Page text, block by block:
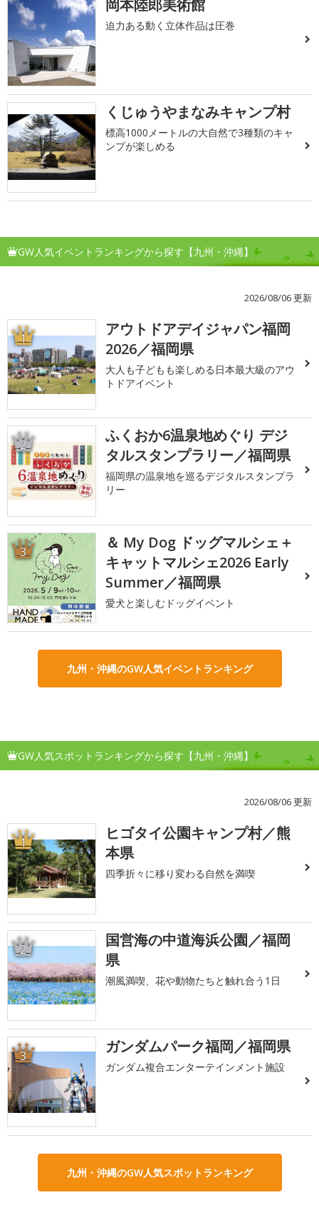
岡本陸郎美術館
迫力ある動く立体作品は圧巻
くじゅうやまなみキャンプ村
標高1000メートルの大自然で3種類のキャ
ンプが楽しめる
GW人気イベントランキングから探す【九州・沖縄】
2026/08/06 更新
1
アウトドアデイジャパン福岡
2026／福岡県
大人も子どもも楽しめる日本最大級のアウ
トドアイベント
2
ふくおか6温泉地めぐり デジ
タルスタンプラリー／福岡県
福岡県の温泉地を巡るデジタルスタンプラ
リー
3
＆ My Dog ドッグマルシェ＋
キャットマルシェ2026 Early
Summer／福岡県
愛犬と楽しむドッグイベント
九州・沖縄のGW人気イベントランキング
GW人気スポットランキングから探す【九州・沖縄】
2026/08/06 更新
1
ヒゴタイ公園キャンプ村／熊
本県
四季折々に移り変わる自然を満喫
2
国営海の中道海浜公園／福岡
県
潮風満喫、花や動物たちと触れ合う1日
3 ガンダムパーク福岡／福岡県
ガンダム複合エンターテインメント施設
九州・沖縄のGW人気スポットランキング